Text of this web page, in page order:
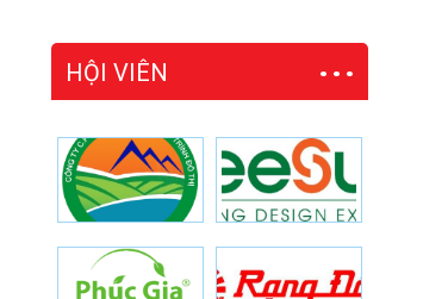
HỘI VIÊN